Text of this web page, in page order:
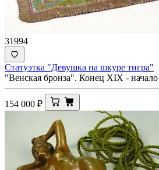
31994
Статуэтка "Девушка на шкуре тигра"
"Венская бронза". Конец XIX -
154 000 ₽